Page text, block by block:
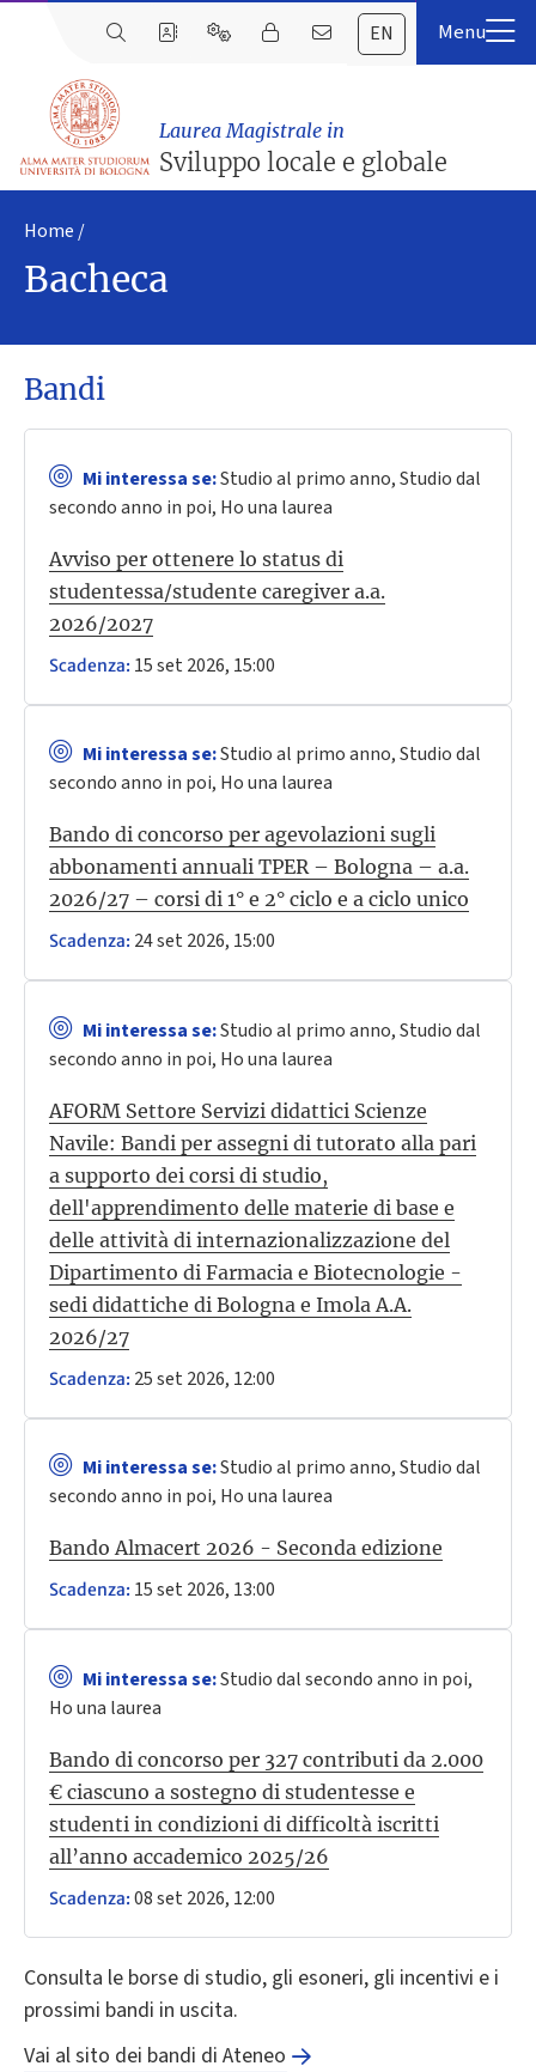
EN
Laurea Magistrale in
Sviluppo locale e globale
Home
Bacheca
Bandi
Mi interessa se:Studio al primo anno, Studio dal
secondo anno in poi, Ho una laurea
Avviso per ottenere lo status di
studentessa/studente caregiver a.a.
2026/2027
Scadenza: 15 set 2026, 15:00
Mi interessa se:Studio al primo anno, Studio dal
secondo anno in poi, Ho una laurea
Bando di concorso per agevolazioni sugli
abbonamenti annuali TPER – Bologna – a.a.
2026/27 – corsi di 1° e 2° ciclo e a ciclo unico
Scadenza: 24 set 2026, 15:00
Mi interessa se:Studio al primo anno, Studio dal
secondo anno in poi, Ho una laurea
AFORM Settore Servizi didattici Scienze
Navile: Bandi per assegni di tutorato alla pari
a supporto dei corsi di studio,
dell'apprendimento delle materie di base e
delle attività di internazionalizzazione del
Dipartimento di Farmacia e Biotecnologie -
sedi didattiche di Bologna e Imola A.A.
2026/27
Scadenza: 25 set 2026, 12:00
Mi interessa se:Studio al primo anno, Studio dal
secondo anno in poi, Ho una laurea
Bando Almacert 2026 - Seconda edizione
Scadenza: 15 set 2026, 13:00
Mi interessa se:Studio dal secondo anno in poi,
Ho una laurea
Bando di concorso per 327 contributi da 2.000
€ ciascuno a sostegno di studentesse e
studenti in condizioni di difficoltà iscritti
all’anno accademico 2025/26
Scadenza: 08 set 2026, 12:00
Consulta le borse di studio, gli esoneri, gli incentivi e i
prossimi bandi in uscita.
Vai al sito dei bandi di Ateneo